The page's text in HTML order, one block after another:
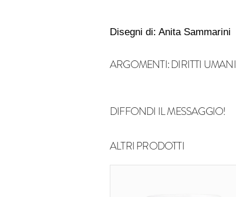
Disegni di: Anita Sammarini
ARGOMENTI:DIRITTI UMANI
DIFFONDI IL MESSAGGIO!
ALTRI PRODOTTI